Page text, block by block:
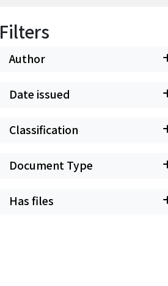
Filters
Author
Date issued
Classification
Document Type
Has files